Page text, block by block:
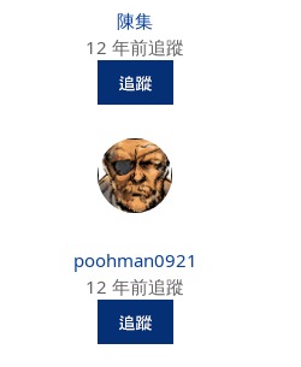
陳集
12 年前追蹤
poohman0921
12 年前追蹤